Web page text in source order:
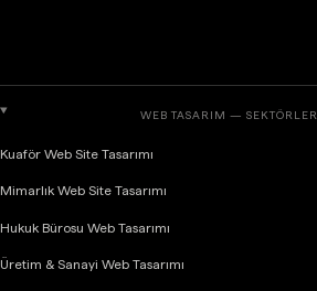
WEB TASARIM — SEKTÖRLER
Kuaför Web Site Tasarımı
Mimarlık Web Site Tasarımı
Hukuk Bürosu Web Tasarımı
Üretim & Sanayi Web Tasarımı